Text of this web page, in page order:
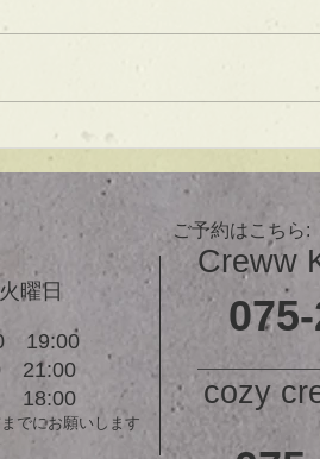
で貴方だけのまとまるボ
します！ ぜひ一度お試し
較的ご予約に空きがあり
メニューが決まらない方
クーポンをご活用下さい
ご予約はこちら:
曜日
19:00
21:00
18:00
でにお願いします
Creww
cozy